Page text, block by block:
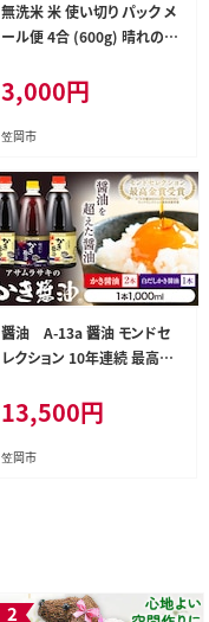
無洗米 米 使い切り パック メ
ール便 4合 (600g) 晴れの国
出荷予定(土日祝除く)》岡山
県 笠岡市 送料無料 岡山県
産 米 ふるさと納税 わけあり
こめ 岡山 むせんまい kome-
--kasaoka_zsy_343_450--
-
3,000円
笠岡市
醤油 A-13a 醤油 モンドセ
レクション 10年連続 最高金
醤油 詰め合わせ 3本 セット
アサムラサキ 国産 牡蠣 牡蠣
エキス 玉子 卵（たまご）ごは
13,500円
笠岡市